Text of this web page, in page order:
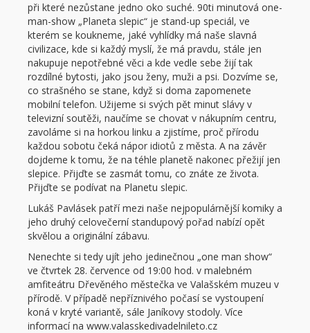
při které nezůstane jedno oko suché. 90ti minutová one-
man-show „Planeta slepic“ je stand-up speciál, ve
kterém se koukneme, jaké vyhlídky má naše slavná
civilizace, kde si každý myslí, že má pravdu, stále jen
nakupuje nepotřebné věci a kde vedle sebe žijí tak
rozdílné bytosti, jako jsou ženy, muži a psi. Dozvíme se,
co strašného se stane, když si doma zapomenete
mobilní telefon. Užijeme si svých pět minut slávy v
televizní soutěži, naučíme se chovat v nákupním centru,
zavoláme si na horkou linku a zjistíme, proč přírodu
každou sobotu čeká nápor idiotů z města. A na závěr
dojdeme k tomu, že na téhle planetě nakonec přežijí jen
slepice. Přijďte se zasmát tomu, co znáte ze života.
Přijďte se podívat na Planetu slepic.
Lukáš Pavlásek patří mezi naše nejpopulárnější komiky a
jeho druhý celovečerní standupový pořad nabízí opět
skvělou a originální zábavu.
Nenechte si tedy ujít jeho jedinečnou „one man show“
ve čtvrtek 28. července od 19:00 hod. v malebném
amfiteátru Dřevěného městečka ve Valašském muzeu v
přírodě. V případě nepříznivého počasí se vystoupení
koná v kryté variantě, sále Janíkovy stodoly. Více
informací na www.valasskedivadelnileto.cz